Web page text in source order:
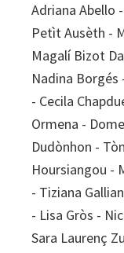
Adriana Abello
Petìt Ausèth -
Magalí Bizot
Nadina Borgés
- Cecila
Ormena -
Dudònhon -
Hoursiangou -
- Tiziana
- Lisa Gròs -
Sara Laurenç